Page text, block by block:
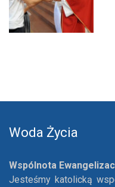
Woda Życia
Wspólnota
Jesteśmy katolicką